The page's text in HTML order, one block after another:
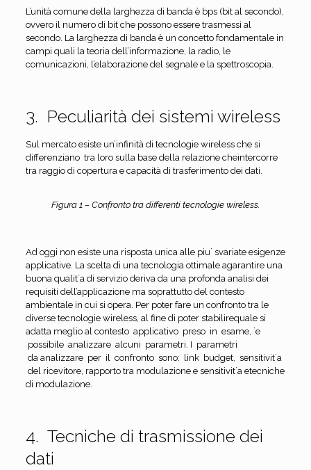
L’unità comune della larghezza di banda è bps (bit al secondo),
ovvero il numero di bit che possono essere trasmessi al
secondo. La larghezza di banda è un concetto fondamentale in
campi quali la teoria dell’informazione, la radio, le
comunicazioni, l’elaborazione del segnale e la spettroscopia.
3. Peculiarità dei sistemi wireless
Sul mercato esiste un’infinità di tecnologie wireless che si
differenziano tra loro sulla base della relazione cheintercorre
tra raggio di copertura e capacità di trasferimento dei dati.
Figura 1 – Confronto tra differenti tecnologie wireless.
Ad oggi non esiste una risposta unica alle piu` svariate esigenze
applicative. La scelta di una tecnologia ottimale agarantire una
buona qualit`a di servizio deriva da una profonda analisi dei
requisiti dell’applicazione ma soprattutto del contesto
ambientale in cui si opera. Per poter fare un confronto tra le
diverse tecnologie wireless, al fine di poter stabilirequale si
adatta meglio al contesto applicativo preso in esame, `e
possibile analizzare alcuni parametri. I parametri
da analizzare per il confronto sono: link budget, sensitivit`a
del ricevitore, rapporto tra modulazione e sensitivit`a etecniche
di modulazione.
4. Tecniche di trasmissione dei
dati